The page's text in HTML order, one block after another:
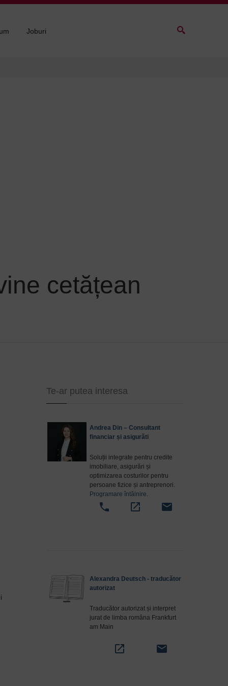
Joburi
cetățean
Te-ar putea interesa
Andrea Din – Consultant
financiar și asigurăti
Soluții integrate pentru credite
imobiliare, asigurări și
optimizarea costurilor pentru
persoane fizice și antreprenori.
Programare întâlnire.
phone open_in_new email
Alexandra Deutsch - traducător
autorizat
Traducător autorizat și interpret
jurat de limba româna Frankfurt
am Main
open_in_new email